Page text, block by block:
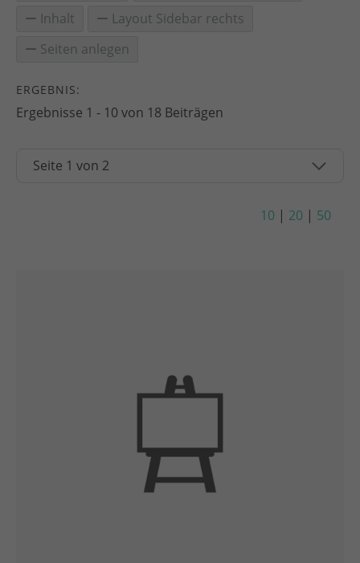
Inhalt
Layout Sidebar rechts
Seiten anlegen
ERGEBNIS:
Ergebnisse 1 - 10 von 18 Beiträgen
10 | 20 | 50